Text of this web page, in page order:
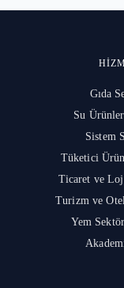
Gıda
Su
Sistem
Tüketici
Ticaret ve
Turizm ve
Yem